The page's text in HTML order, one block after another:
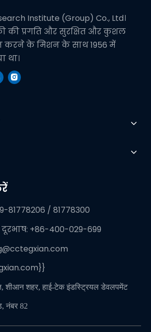
Institute (Group) Co., Ltd।
की प्रगति और सुरक्षित और कुशल
के मिशन के साथ 1956 में
था।
81778206 / 81778300
दूरभाष: +86-400-029-699
शीआन शहर, हाई-टेक इंडस्ट्रियल डेवलपमेंट
नंबर 82